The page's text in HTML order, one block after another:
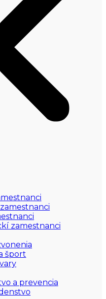
zamestnanci
šport
a prevencia